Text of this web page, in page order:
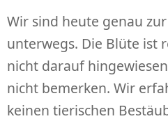
Wir sind heute genau zur
unterwegs. Die Blüte ist
nicht darauf
nicht bemerken. Wir
keinen tierischen